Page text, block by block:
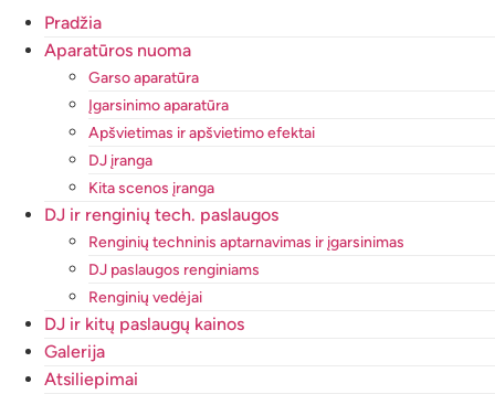
Pradžia
Aparatūros nuoma
Garso aparatūra
Įgarsinimo aparatūra
Apšvietimas ir apšvietimo efektai
DJ įranga
Kita scenos įranga
DJ ir renginių tech. paslaugos
Renginių techninis aptarnavimas ir įgarsinimas
DJ paslaugos renginiams
Renginių vedėjai
DJ ir kitų paslaugų kainos
Galerija
Atsiliepimai